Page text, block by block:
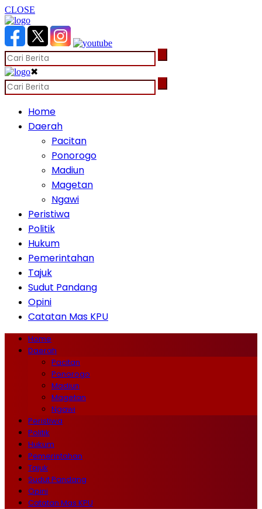
CLOSE
✖
Home
Daerah
Pacitan
Ponorogo
Madiun
Magetan
Ngawi
Peristiwa
Politik
Hukum
Pemerintahan
Tajuk
Sudut Pandang
Opini
Catatan Mas KPU
Home
Daerah
Pacitan
Ponorogo
Madiun
Magetan
Ngawi
Peristiwa
Politik
Hukum
Pemerintahan
Tajuk
Sudut Pandang
Opini
Catatan Mas KPU